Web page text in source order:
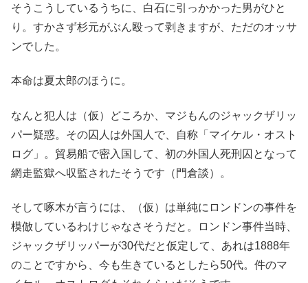
そうこうしているうちに、白石に引っかかった男がひと
り。すかさず杉元がぶん殴って剥きますが、ただのオッサ
ンでした。
本命は夏太郎のほうに。
なんと犯人は（仮）どころか、マジもんのジャックザリッ
パー疑惑。その囚人は外国人で、自称「マイケル・オスト
ログ」。貿易船で密入国して、初の外国人死刑囚となって
網走監獄へ収監されたそうです（門倉談）。
そして啄木が言うには、（仮）は単純にロンドンの事件を
模倣しているわけじゃなさそうだと。ロンドン事件当時、
ジャックザリッパーが30代だと仮定して、あれは1888年
のことですから、今も生きているとしたら50代。件のマ